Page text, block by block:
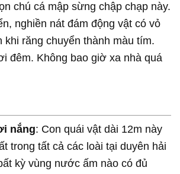
chú cá mập sừng chập chạp này.
nghiền nát đám động vật có vỏ
khi răng chuyển thành màu tím.
đêm. Không bao giờ xa nhà quá
nắng: Con quái vật dài 12m này
trong tất cả các loài tại duyên hải
kỳ vùng nước ấm nào có đủ